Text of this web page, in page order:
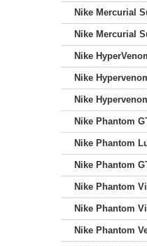
Nike Mercurial
Nike Mercurial
Nike
Nike
Nike
Nike Phantom
Nike Phantom
Nike Phantom
Nike Phantom
Nike Phantom
Nike Phantom